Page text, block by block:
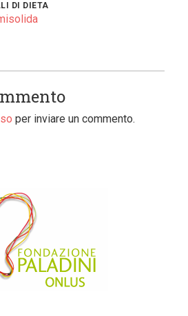
DI DIETA
per inviare un commento.